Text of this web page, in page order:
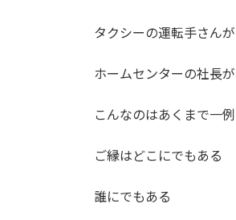
タクシーの運転手さん
ホームセンターの社長
こんなのはあくまで一例
ご縁はどこにでもある
誰にでもある